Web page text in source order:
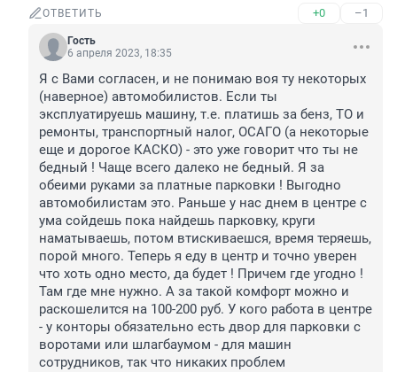
ОТВЕТИТЬ +0 –1
Гость
6 апреля 2023, 18:35
Я с Вами согласен, и не понимаю воя ту некоторых
(наверное) автомобилистов. Если ты
эксплуатируешь машину, т.е. платишь за бенз, ТО и
ремонты, транспортный налог, ОСАГО (а некоторые
еще и дорогое КАСКО) - это уже говорит что ты не
бедный ! Чаще всего далеко не бедный. Я за
обеими руками за платные парковки ! Выгодно
автомобилистам это. Раньше у нас днем в центре с
ума сойдешь пока найдешь парковку, круги
наматываешь, потом втискиваешся, время теряешь,
порой много. Теперь я еду в центр и точно уверен
что хоть одно место, да будет ! Причем где угодно !
Там где мне нужно. А за такой комфорт можно и
раскошелится на 100-200 руб. У кого работа в центре
- у конторы обязательно есть двор для парковки с
воротами или шлагбаумом - для машин
сотрудников, так что никаких проблем